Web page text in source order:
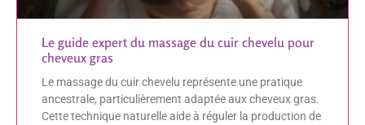
Le guide expert du massage du cuir chevelu pour
cheveux gras
Le massage du cuir chevelu représente une pratique
ancestrale, particulièrement adaptée aux cheveux gras.
Cette technique naturelle aide à réguler la production de